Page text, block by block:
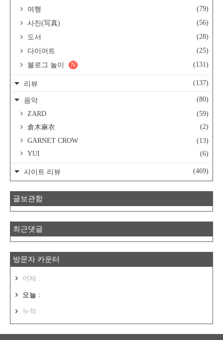
여행
(79)
사진(写真)
(56)
도서
(28)
다이어트
(25)
블로그 놀이
(131)
N
리뷰 (137)
음악
(80)
ZARD
(59)
倉木麻衣
(2)
GARNET CROW
(13)
YUI
(6)
사이트 리뷰 (469)
글보관함
최근댓글
방문자 카운터
어제 :
오늘 :
누적 :